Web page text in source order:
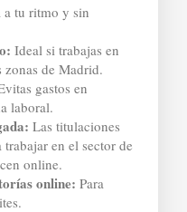
a tu ritmo y sin
Ideal si trabajas en
zonas de Madrid.
gastos en
laboral.
Las titulaciones
en el sector de
online.
online: Para